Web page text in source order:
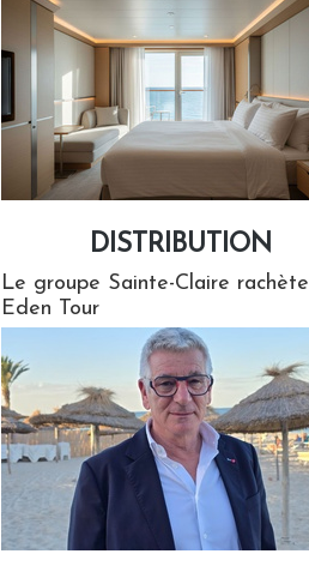
DISTRIBUTION
Le groupe Sainte-Claire rachète
Eden Tour